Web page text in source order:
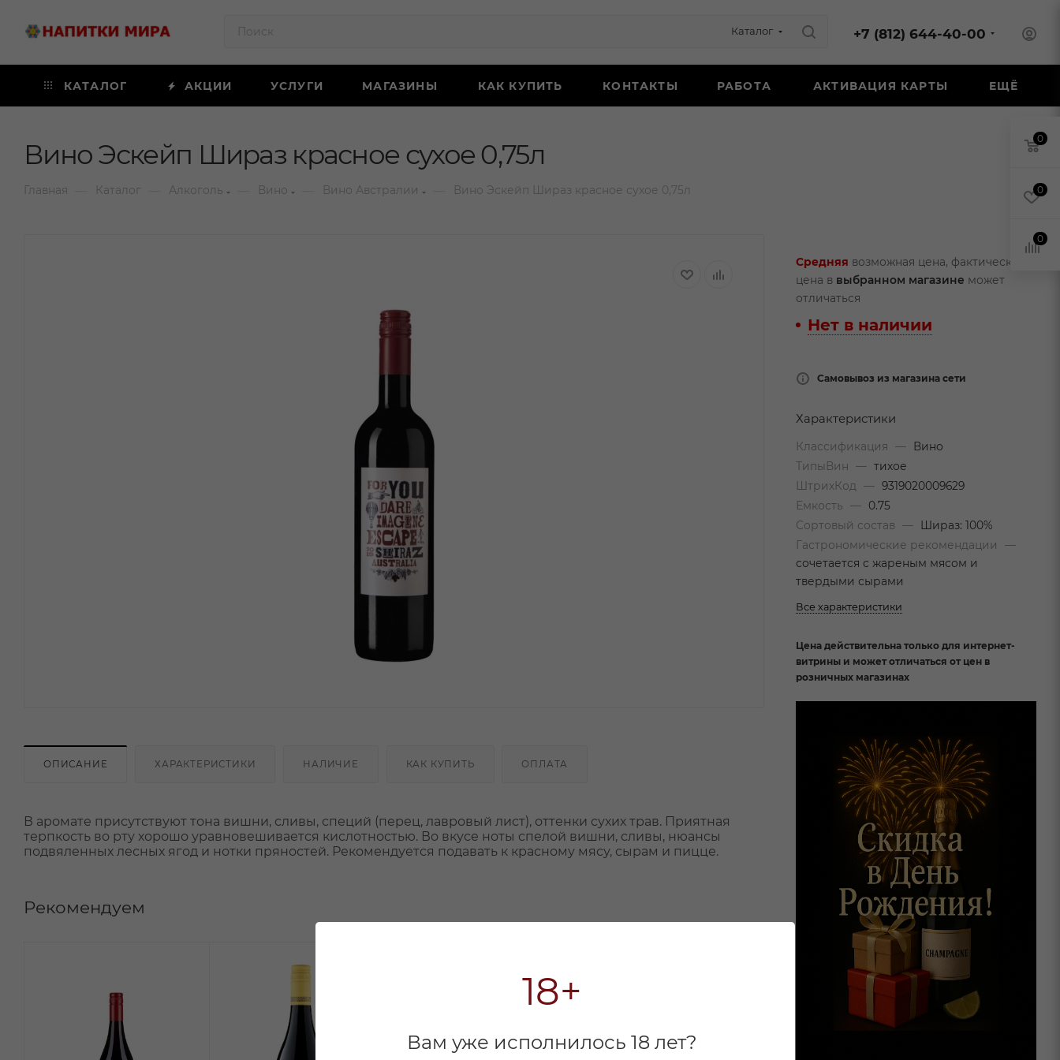
18+
Вам уже исполнилось 18 лет?
Каталог +7 (812) 644-40-00
КАТАЛОГ АКЦИИ УСЛУГИ МАГАЗИНЫ КАК КУПИТЬ КОНТАКТЫ РАБОТА АКТИВАЦИЯ КАРТЫ ЕЩЁ
Вино Эскейп Шираз красное сухое 0,75л
Главная Каталог Алкоголь Вино Вино Австралии Вино Эскейп Шираз красное сухое 0,75л
ОПИСАНИЕ ХАРАКТЕРИСТИКИ НАЛИЧИЕ КАК КУПИТЬ ОПЛАТА
В аромате присутствуют тона вишни, сливы, специй (перец, лавровый лист), оттенки сухих трав. Приятная
терпкость во рту хорошо уравновешивается кислотностью. Во вкусе ноты спелой вишни, сливы, нюансы
подвяленных лесных ягод и нотки пряностей. Рекомендуется подавать к красному мясу, сырам и пицце.
Рекомендуем
Средняя возможная цена, фактическая
цена в выбранном магазине может
отличаться
Нет в наличии
Самовывоз из магазина сети
Характеристики
Классификация —
Вино
ТипыВин
— тихое
ШтрихКод
— 9319020009629
Емкость
—
0.75
Сортовый состав
—
Шираз: 100%
Гастрономические рекомендации
—
сочетается с жареным мясом и
твердыми сырами
Все характеристики
Цена действительна только для интернет-
витрины и может отличаться от цен в
розничных магазинах
0
0
0